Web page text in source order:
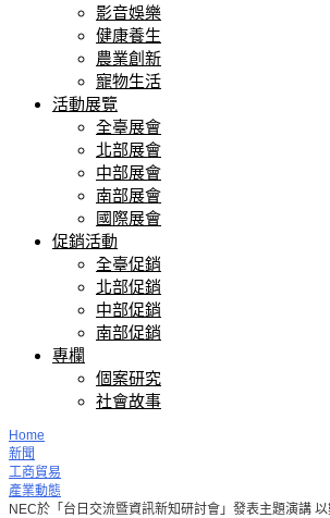
影音娛樂
健康養生
農業創新
寵物生活
活動展覽
全臺展會
北部展會
中部展會
南部展會
國際展會
促銷活動
全臺促銷
北部促銷
中部促銷
南部促銷
專欄
個案研究
社會故事
Home
新聞
工商貿易
產業動態
NEC於「台日交流暨資訊新知研討會」發表主題演講